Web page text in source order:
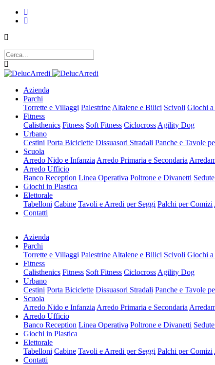
Azienda
Parchi
Torrette e Villaggi Palestrine Altalene e Bilici Scivoli Giochi a
Fitness
Calisthenics Fitness Soft Fitness Ciclocross Agility Dog
Urbano
Cestini Porta Biciclette Dissuasori Stradali Panche e Tavole
Scuola
Arredo Nido e Infanzia Arredo Primaria e Secondaria
Arredo Ufficio
Banco Reception Linea Operativa Poltrone e Divanetti
Giochi in Plastica
Elettorale
Tabelloni Cabine Tavoli e Arredi per Seggi Palchi per Comizi
Contatti
Azienda
Parchi
Torrette e Villaggi Palestrine Altalene e Bilici Scivoli Giochi a
Fitness
Calisthenics Fitness Soft Fitness Ciclocross Agility Dog
Urbano
Cestini Porta Biciclette Dissuasori Stradali Panche e Tavole
Scuola
Arredo Nido e Infanzia Arredo Primaria e Secondaria
Arredo Ufficio
Banco Reception Linea Operativa Poltrone e Divanetti
Giochi in Plastica
Elettorale
Tabelloni Cabine Tavoli e Arredi per Seggi Palchi per Comizi
Contatti